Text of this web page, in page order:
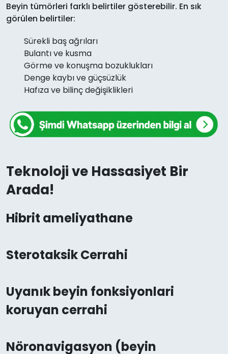
Beyin tümörleri farklı belirtiler gösterebilir. En sık
görülen belirtiler:
Sürekli baş ağrıları
Bulantı ve kusma
Görme ve konuşma bozuklukları
Denge kaybı ve güçsüzlük
Hafıza ve bilinç değişiklikleri
Teknoloji ve Hassasiyet Bir
Arada!
Hibrit ameliyathane
Sterotaksik Cerrahi
Uyanık beyin fonksiyonlari
koruyan cerrahi
Nöronavigasyon (beyin